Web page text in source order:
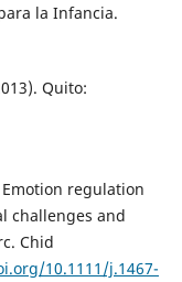
la Infancia.
Quito:
Emotion regulation
challenges and
Chid
10.1111/j.1467-